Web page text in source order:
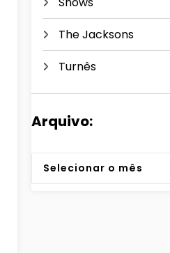
The Jacksons
Turnês
Arquivo:
Arquivos